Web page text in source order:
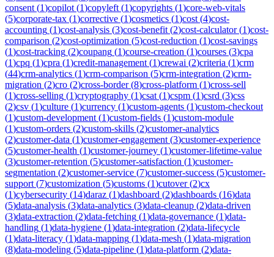
consent (1)copilot (1)copyleft (1)copyrights (1)core-web-vitals
(5)corporate-tax (1)corrective (1)cosmetics (1)cost (4)cost-
accounting (1)cost-analysis (3)cost-benefit (2)cost-calculator(1)cost-
comparison (2)cost-optimization (5)cost-reduction (1)cost-savings
(1)cost-tracking (2)coupang (1)course-creation (1)courses (3)cpa
(1)cpq (1)cpra (1)credit-management (1)crewai (2)criteria (1)crm
(44)crm-analytics (1)crm-comparison (5)crm-integration (2)crm-
migration (2)cro (2)cross-border(8)cross-platform (1)cross-sell
(1)cross-selling (1)cryptography (1)csat (1)cspm (1)csrd (3)css
(2)csv (1)culture (1)currency (1)custom-agents (1)custom-checkout
(1)custom-development (1)custom-fields (1)custom-module
(1)custom-orders (2)custom-skills (2)customer-analytics
(2)customer-data (1)customer-engagement (3)customer-experience
(5)customer-health (1)customer-journey (1)customer-lifetime-value
(3)customer-retention (5)customer-satisfaction (1)customer-
segmentation (2)customer-service (7)customer-success (5)customer-
support (7)customization (5)customs (1)cutover(2)cx
(1)cybersecurity (14)daraz (1)dashboard (2)dashboards (16)data
(5)data-analysis (3)data-analytics (3)data-cleanup (2)data-driven
(3)data-extraction (2)data-fetching (1)data-governance (1)data-
handling (1)data-hygiene (1)data-integration (2)data-lifecycle
(1)data-literacy (1)data-mapping (1)data-mesh (1)data-migration
(8)data-modeling (5)data-pipeline (1)data-platform (2)data-